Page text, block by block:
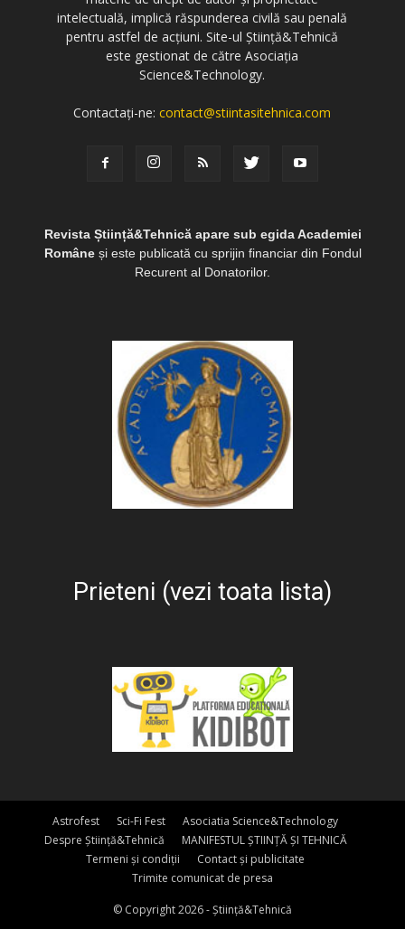
intelectuală, implică răspunderea civilă sau penală
pentru astfel de acțiuni. Site-ul Știință&Tehnică
este gestionat de către Asociația
Science&Technology.
Contactați-ne:contact@stiintasitehnica.com
Revista Știință&Tehnică apare sub egida Academiei
Româneși este publicată cu sprijin financiar din Fondul
Recurent al Donatorilor.
Prieteni (vezi toata lista)
Astrofest Sci-Fi Fest
Asociatia Science&Technology
Despre Știință&Tehnică
MANIFESTUL ȘTIINȚĂ ȘI TEHNICĂ
Termeni și condiții
Contact și publicitate
Trimite comunicat de presa
© Copyright 2026 - Știință&Tehnică